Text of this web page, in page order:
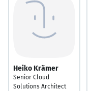
Heiko Krämer
Senior Cloud
Solutions Architect